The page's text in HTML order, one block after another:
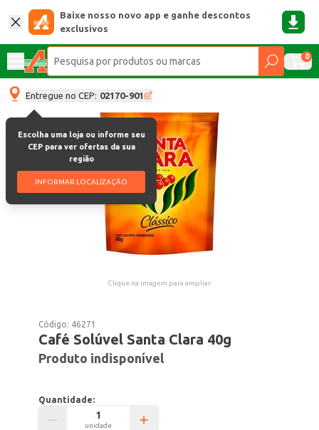
Baixe nosso novo app e ganhe descontos
exclusivos
0
Entregue no CEP: 02170-901
Escolha uma loja ou informe seu
CEP para ver ofertas da sua
região
INFORMAR LOCALIZAÇÃO
Clique na imagem para ampliar.
Código: 46271
Café Solúvel Santa Clara 40g
Produto indisponível
Quantidade:
unidade